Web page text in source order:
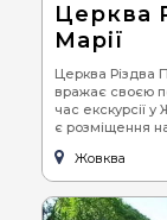
Церква
Марії
Церква Різдва
вражає своєю
час екскурсії
є розміщення
Жовква